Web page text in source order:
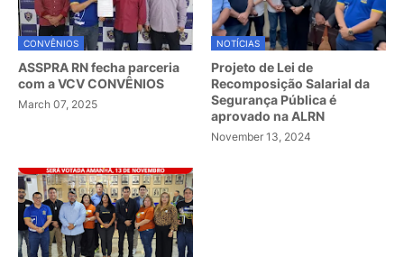
CONVÊNIOS
ASSPRA RN fecha parceria
com a VCV CONVÊNIOS
March 07, 2025
NOTÍCIAS
Projeto de Lei de
Recomposição Salarial da
Segurança Pública é
aprovado na ALRN
November 13, 2024